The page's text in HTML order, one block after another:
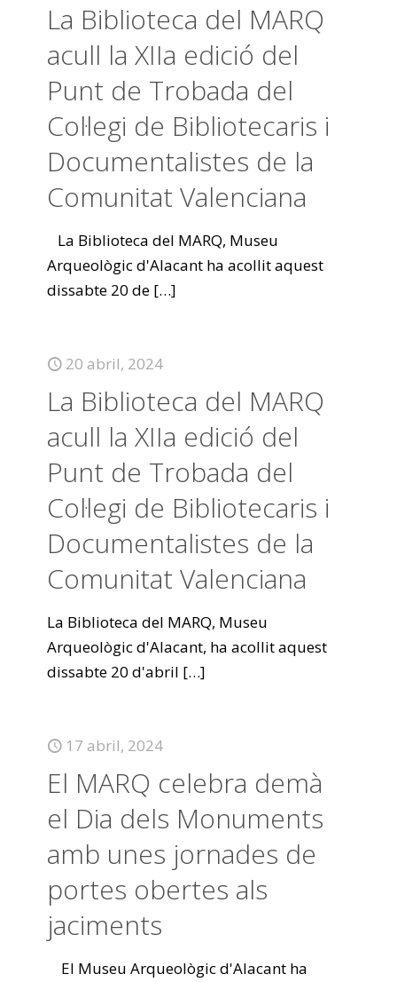
La Biblioteca del MARQ
acull la XIIa edició del
Punt de Trobada del
Col·legi de Bibliotecaris i
Documentalistes de la
Comunitat Valenciana
La Biblioteca del MARQ, Museu
Arqueològic d'Alacant ha acollit aquest
dissabte 20 de […]
20 abril, 2024
La Biblioteca del MARQ
acull la XIIa edició del
Punt de Trobada del
Col·legi de Bibliotecaris i
Documentalistes de la
Comunitat Valenciana
La Biblioteca del MARQ, Museu
Arqueològic d'Alacant, ha acollit aquest
dissabte 20 d'abril […]
17 abril, 2024
El MARQ celebra demà
el Dia dels Monuments
amb unes jornades de
portes obertes als
jaciments
El Museu Arqueològic d'Alacant ha